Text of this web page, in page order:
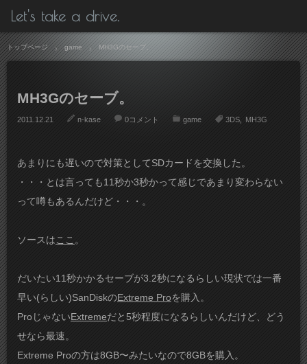
Let's take a drive.
トップページ game MH3Gのセーブ。
MH3Gのセーブ。
2011.12.21 n-kase 0コメント game 3DS MH3G
あまりにも遅いので対策としてSDカードを交換した。
・・・とは言っても11秒か3秒かって感じであまり変わらない
って噂もあるんだけど・・・。
ソースはここ 。
だいたい11秒かかるセーブが3.2秒になるらしい現状では一番
早い(らしい)SanDiskのExtreme Proを購入。
ProじゃないExtremeだと5秒程度になるらしいんだけど、どう
せなら最速。
Extreme Proの方は8GB〜みたいなので8GBを購入。